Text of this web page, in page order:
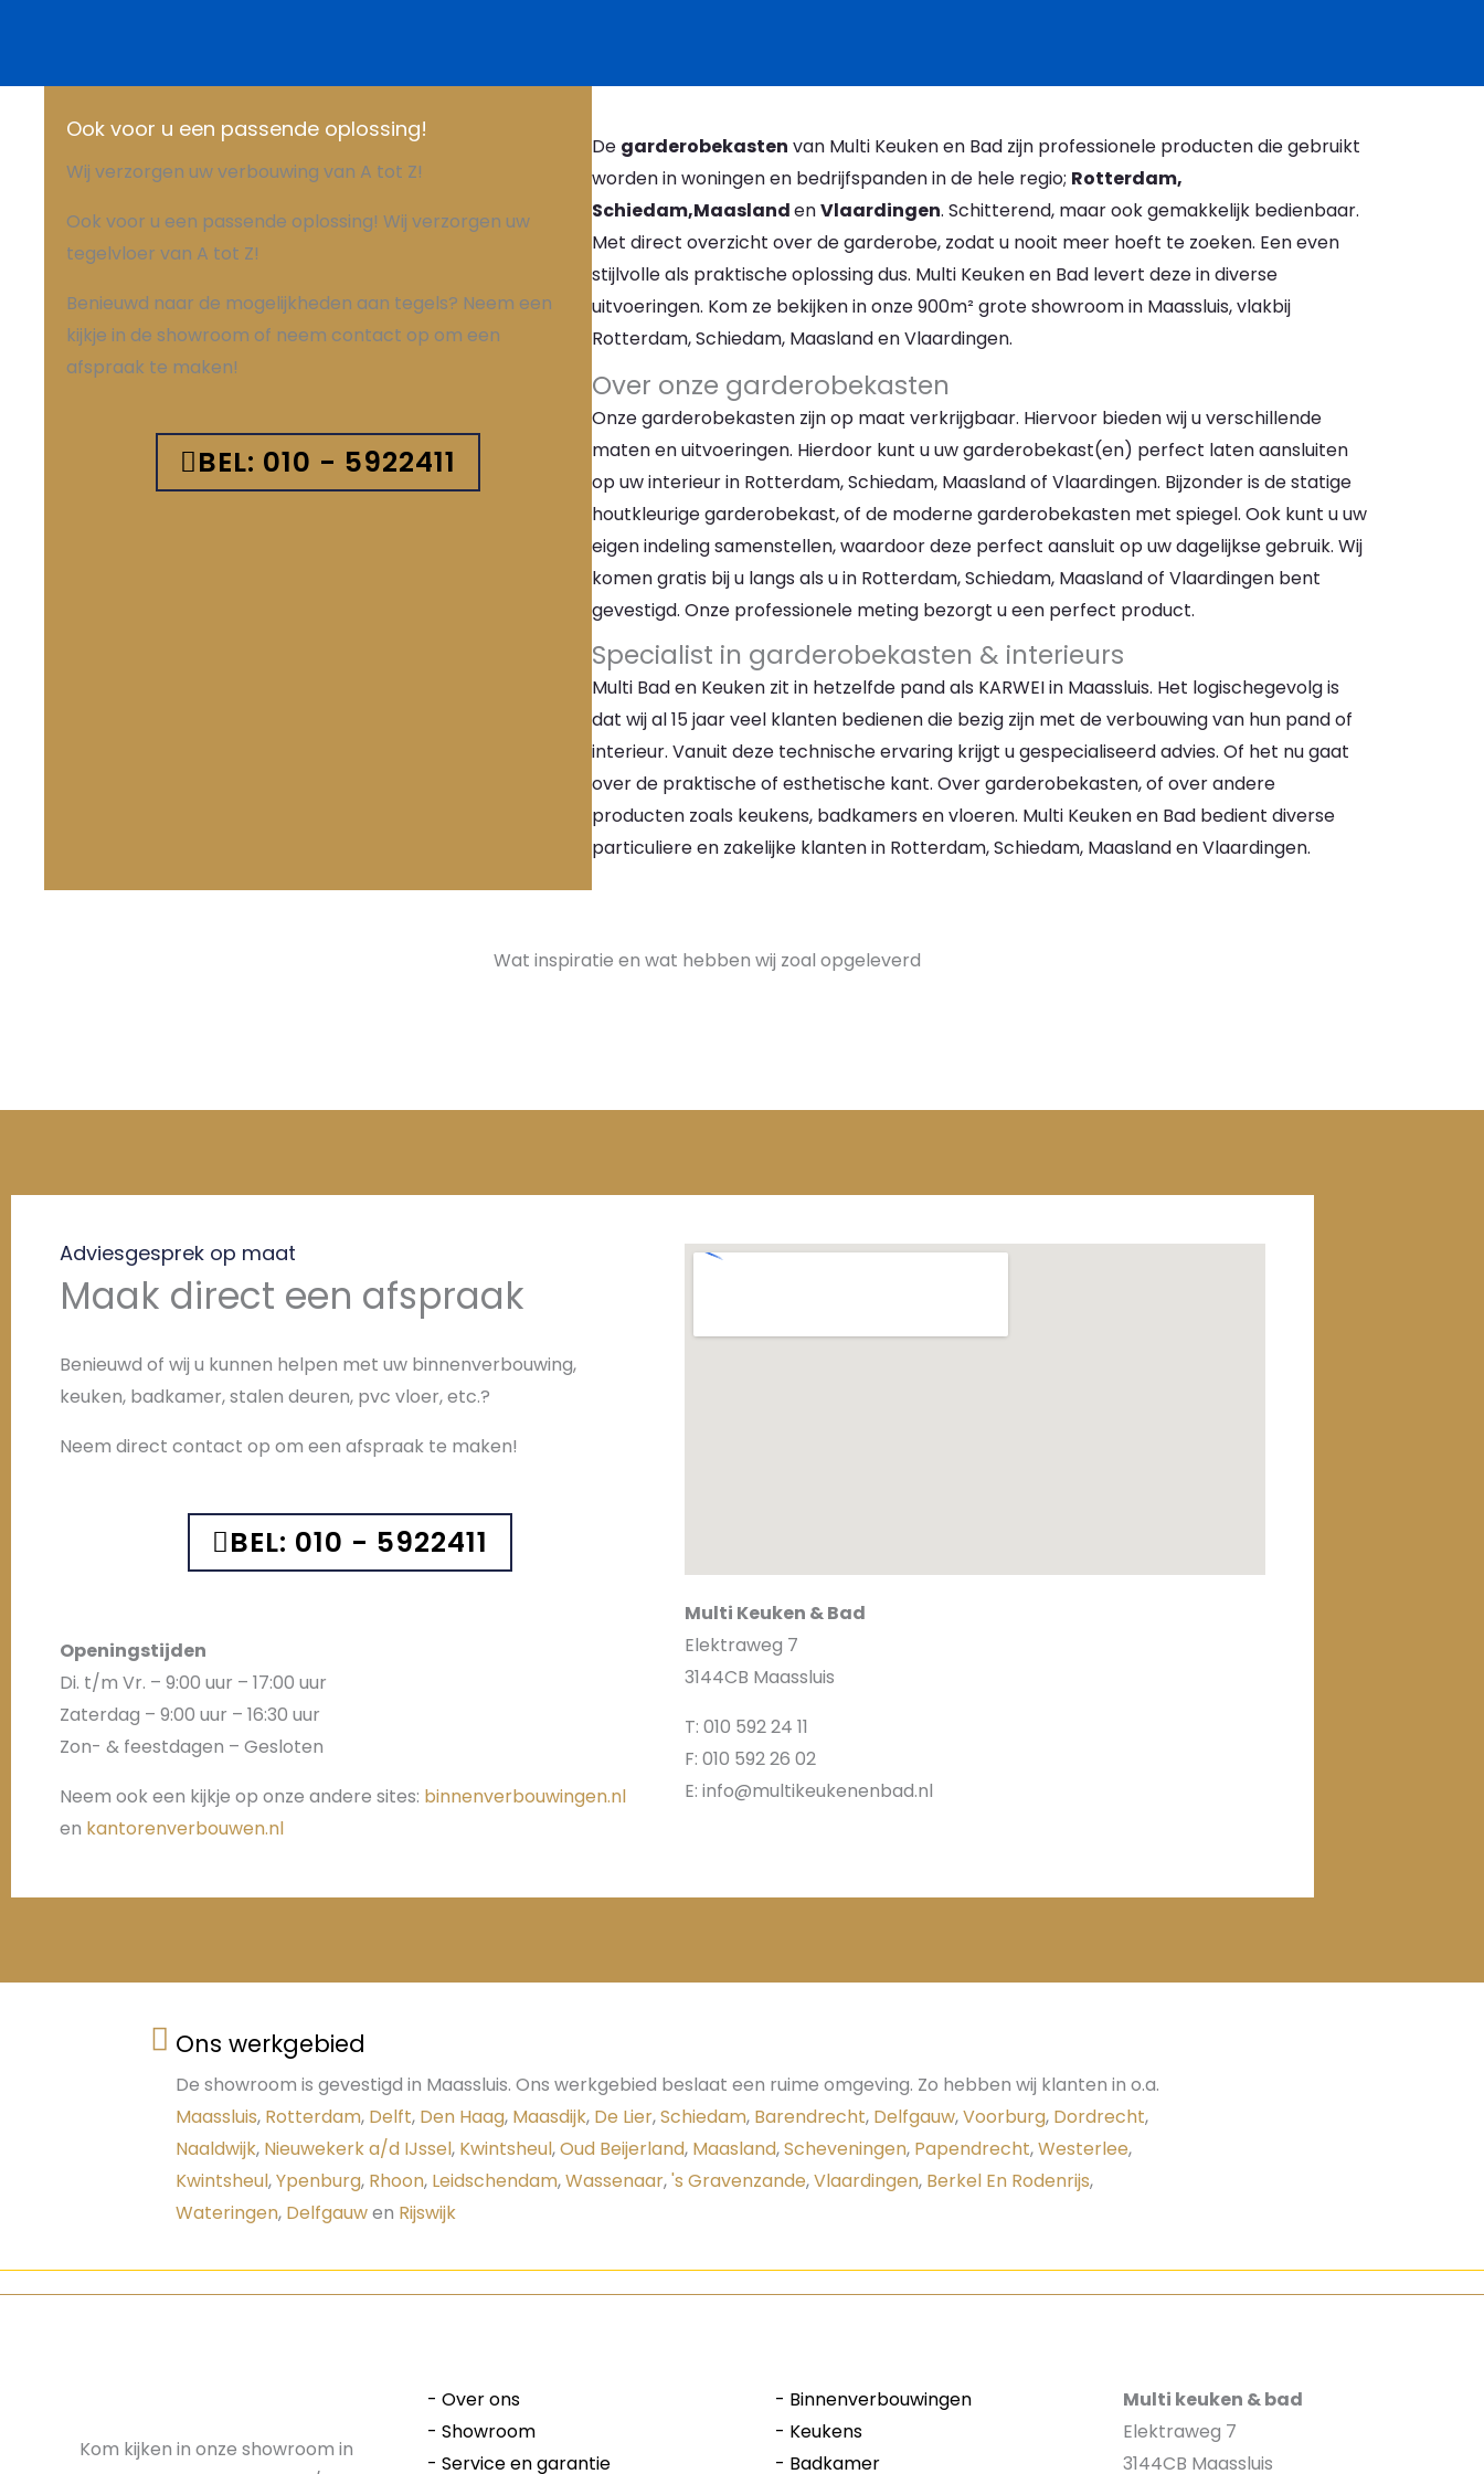
Ook voor u een passende oplossing!
Wij verzorgen uw verbouwing van A tot Z!
Ook voor u een passende oplossing! Wij verzorgen uw
tegelvloer van A tot Z!
Benieuwd naar de mogelijkheden aan tegels? Neem een
kijkje in de showroom of neem contact op om een
afspraak te maken!
BEL: 010 - 5922411
De garderobekasten van Multi Keuken en Bad zijn professionele producten die gebruikt
worden in woningen en bedrijfspanden in de hele regio; Rotterdam,
Schiedam,MaaslandenVlaardingen. Schitterend, maar ook gemakkelijk bedienbaar.
Met direct overzicht over de garderobe, zodat u nooit meer hoeft te zoeken. Een even
stijlvolle als praktische oplossing dus. Multi Keuken en Bad levert deze in diverse
uitvoeringen. Kom ze bekijken in onze 900m² grote showroom in Maassluis, vlakbij
Rotterdam, Schiedam, Maasland en Vlaardingen.
Over onze garderobekasten
Onze garderobekasten zijn op maat verkrijgbaar. Hiervoor bieden wij u verschillende
maten en uitvoeringen. Hierdoor kunt u uw garderobekast(en) perfect laten aansluiten
op uw interieur in Rotterdam, Schiedam, Maasland of Vlaardingen. Bijzonder is de statige
houtkleurige garderobekast, of de moderne garderobekasten met spiegel. Ook kunt u uw
eigen indeling samenstellen, waardoor deze perfect aansluit op uw dagelijkse gebruik. Wij
komen gratis bij u langs als u in Rotterdam, Schiedam, Maasland of Vlaardingen bent
gevestigd. Onze professionele meting bezorgt u een perfect product.
Specialist in garderobekasten & interieurs
Multi Bad en Keuken zit in hetzelfde pand als KARWEI in Maassluis. Het logischegevolg is
dat wij al 15 jaar veel klanten bedienen die bezig zijn met de verbouwing van hun pand of
interieur. Vanuit deze technische ervaring krijgt u gespecialiseerd advies. Of het nu gaat
over de praktische of esthetische kant. Over garderobekasten, of over andere
producten zoals keukens, badkamers en vloeren. Multi Keuken en Bad bedient diverse
particuliere en zakelijke klanten in Rotterdam, Schiedam, Maasland en Vlaardingen.
Wat inspiratie en wat hebben wij zoal opgeleverd
Adviesgesprek op maat
Maak direct een afspraak
Benieuwd of wij u kunnen helpen met uw binnenverbouwing,
keuken, badkamer, stalen deuren, pvc vloer, etc.?
Neem direct contact op om een afspraak te maken!
BEL: 010 - 5922411
Openingstijden
Di. t/m Vr. – 9:00 uur – 17:00 uur
Zaterdag – 9:00 uur – 16:30 uur
Zon- & feestdagen – Gesloten
Neem ook een kijkje op onze andere sites: binnenverbouwingen.nl
en kantorenverbouwen.nl
Multi Keuken & Bad
Elektraweg 7
3144CB Maassluis
T: 010 592 24 11
F: 010 592 26 02
E: info@multikeukenenbad.nl
Ons werkgebied
De showroom is gevestigd in Maassluis. Ons werkgebied beslaat een ruime omgeving. Zo hebben wij klanten in o.a.
Maassluis, Rotterdam, Delft, Den Haag, Maasdijk, De Lier,Schiedam, Barendrecht, Delfgauw,Voorburg, Dordrecht,
Naaldwijk, Nieuwekerk a/d IJssel, Kwintsheul,Oud Beijerland, Maasland,Scheveningen, Papendrecht,Westerlee,
Kwintsheul,Ypenburg, Rhoon, Leidschendam,Wassenaar,'s Gravenzande,Vlaardingen, Berkel En Rodenrijs,
Wateringen, Delfgauwen Rijswijk
Kom kijken in onze showroom in
- Over ons
- Showroom
- Service en garantie
- Binnenverbouwingen
- Keukens
- Badkamer
Multi keuken & bad
Elektraweg 7
3144CB Maassluis